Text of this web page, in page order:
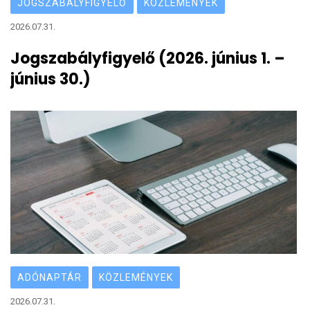
JOGSZABÁLYFIGYELŐ KÖZLEMÉNYEK
2026.07.31.
Jogszabályfigyelő (2026. június 1. –
június 30.)
ADÓNAPTÁR KÖZLEMÉNYEK
2026.07.31.